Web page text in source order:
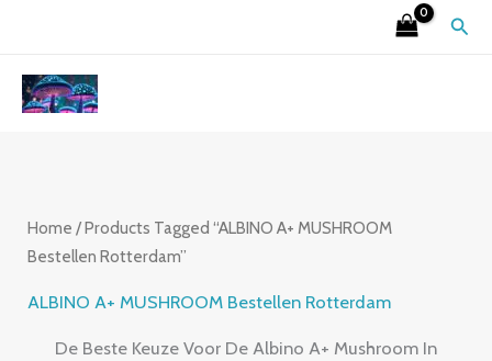
Content
A
C
S
C
T
S
U
T
U
C
T
C
T
S
C
T
S
C
T
S
U
T
Home / Products Tagged “ALBINO A+ MUSHROOM
Bestellen Rotterdam”
ALBINO A+ MUSHROOM Bestellen Rotterdam
De Beste Keuze Voor De Albino A+ Mushroom In